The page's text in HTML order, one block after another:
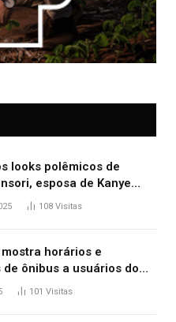
looks polêmicos de
esposa de Kanye
nua no Grammy
108 Visitas
horários e
ônibus a usuários do
público de Palmas; confira
101 Visitas